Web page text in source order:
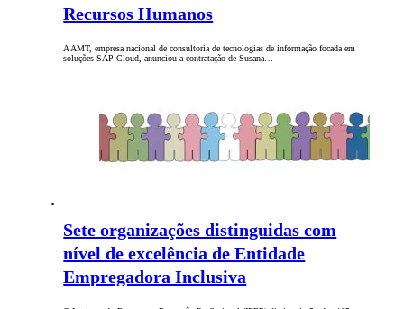
Recursos Humanos
A AMT, empresa nacional de consultoria de tecnologias de informação focada em
soluções SAP Cloud, anunciou a contratação de Susana…
Sete organizações distinguidas com
nível de excelência de Entidade
Empregadora Inclusiva